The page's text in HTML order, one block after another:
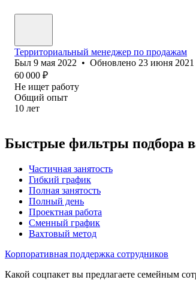
Территориальный менеджер по продажам
Был 9 мая 2022 • Обновлено 23 июня 2021
60 000 ₽
Не ищет работу
Общий опыт
10 лет
Быстрые фильтры подбора
Частичная занятость
Гибкий график
Полная занятость
Полный день
Проектная работа
Сменный график
Вахтовый метод
Корпоративная поддержка сотрудников
Какой соцпакет вы предлагаете семейным